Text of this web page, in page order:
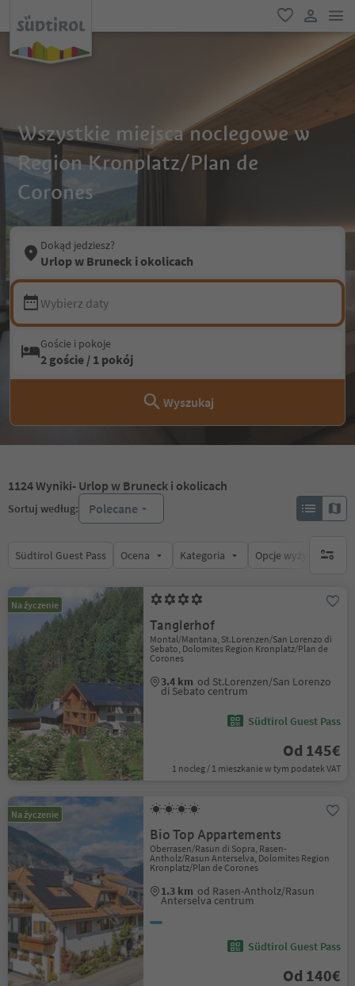
ulubione
link
Wszystkie miejsca noclegowe w
Region Kronplatz/Plan de
Corones
Dokąd jedziesz?
Urlop w Bruneck i okolicach
Wybierz daty
Goście i pokoje
2 goście / 1 pokój
Wyszukaj
1124Wyniki- Urlop w Bruneck i okolicach
Sortuj według: Polecane
Südtirol Guest Pass Ocena Kategoria Opcje wyżywieniabrak
Na życzenie
Tanglerhof
Montal/Mantana, St.Lorenzen/San Lorenzo di
Sebato, Dolomites Region Kronplatz/Plan de
Corones
3.4 km od St.Lorenzen/San Lorenzo
di Sebato centrum
Südtirol Guest Pass
Od 145€
1 nocleg / 1 mieszkanie w tym podatek VAT
Na życzenie
Bio Top Appartements
Oberrasen/Rasun di Sopra, Rasen-
Antholz/Rasun Anterselva, Dolomites Region
Kronplatz/Plan de Corones
1.3 km od Rasen-Antholz/Rasun
Anterselva centrum
Südtirol Guest Pass
Od 140€